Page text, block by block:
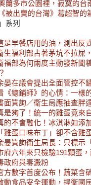
蘭多市公園裡，寂寞的台
《被出賣的台灣》葛超智
系列
是早餐店用的油，測出反
生福利部占著茅坑不拉屎
福部為何兩度主動發新聞
晏在議會提出全面管控不
《總鋪師》的心情：一樣
面質詢／衛生局應抽查胖
是夠了！統一的雞蛋竟來
的不會融化！冰淇淋如添
「雞蛋口味布丁」卻不含雞
晏質詢衛生局長：只標示
府六年來只檢驗191顆蛋
政府與毒澱粉
方數字首度公布！蔬菜含
動食品安全運動，捍衛國